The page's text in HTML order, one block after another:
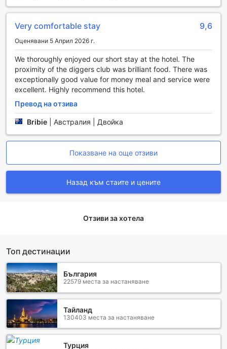
Допълнителни удобства включват автомат с напитки,
който е идеален за бързо освежаване, както и
ежедневна почистване на стаите, за да се осигури
Styles The Entrance, всичко е на разположение, за да
направи вашето преживяване незабравимо.
Транспортни удобства в ibis Styles The Entrance
ibis Styles The Entrance предлага на своите гости
разнообразие от транспортни удобства, които
гарантират безпроблемно пътуване и максимално
удобство. Хотелът осигурява трансфери до и от
летището, което е идеално за туристи, които искат да
които желаят да проучат живописния район на Сентрал
Коуст, хотелът предлага организирани обиколки, които
ще ви отведат до най-впечатляващите
забележителности в околността.
вашия автомобил. За тези, които предпочитат да не
придвижването изключително лесно. С ibis Styles The
Entrance, вашето пътуване ще бъде не само приятно, но
и удобно, благодарение на отлично организираните
транспортни опции.
Удобства в стаите на ibis Styles The Entrance
Стаите в ibis Styles The Entrance предлагат съвременен
комфорт и стил, съчетавайки удобството на домашната
атмосфера с елегантния дизайн. Всеки гост може да се
Very comfortable stay 9,6
Оценявани 5 Април 2026 г.
We thoroughly enjoyed our short stay at the hotel. The
proximity of the diggers club was brilliant food. There was
exceptionally good value for money meal and service were
excellent. Highly recommend this hotel.
Превод на отзива
Bribie Австралия | Двойка
Показване на още отзиви
Назад към стаите и цените
Отзиви за хотела
Топ дестинации
България
22579 места за настаняване
Тайланд
130403 места за настаняване
Турция